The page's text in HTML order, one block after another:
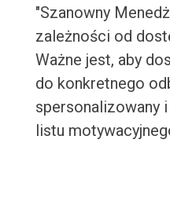
"Szanowny
zależności od
Ważne jest, aby
do konkretnego
spersonalizowany
listu